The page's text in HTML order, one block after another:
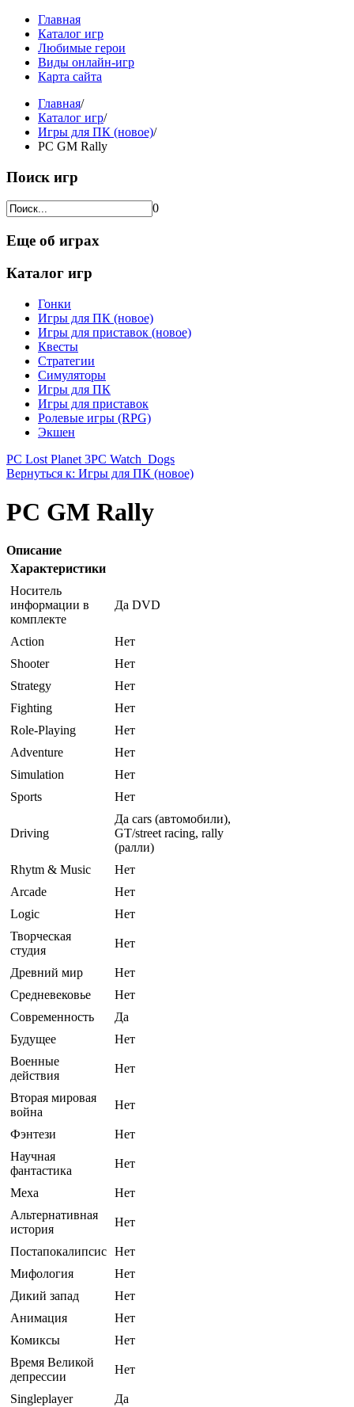
Главная
Каталог игр
Любимые герои
Виды онлайн-игр
Карта сайта
Главная/
Каталог игр/
Игры для ПК (новое)/
PC GM Rally
Поиск игр
0
Еще об играх
Каталог игр
Гонки
Игры для ПК (новое)
Игры для приставок (новое)
Квесты
Стратегии
Симуляторы
Игры для ПК
Игры для приставок
Ролевые игры (RPG)
Экшен
PC Lost Planet 3PC Watch_Dogs
Вернуться к: Игры для ПК (новое)
PC GM Rally
Описание
Характеристики
Носитель
информации в
комплекте
Да DVD
Action
Нет
Shooter
Нет
Strategy
Нет
Fighting
Нет
Role-Playing
Нет
Adventure
Нет
Simulation
Нет
Sports
Нет
Driving
Да cars (автомобили),
GT/street racing, rally
(ралли)
Rhytm & Music
Нет
Arcade
Нет
Logic
Нет
Творческая
студия
Нет
Древний мир
Нет
Средневековье
Нет
Современность
Да
Будущее
Нет
Военные
действия
Нет
Вторая мировая
война
Нет
Фэнтези
Нет
Научная
фантастика
Нет
Меха
Нет
Альтернативная
история
Нет
Постапокалипсис Нет
Мифология
Нет
Дикий запад
Нет
Анимация
Нет
Комиксы
Нет
Время Великой
депрессии
Нет
Singleplayer
Да